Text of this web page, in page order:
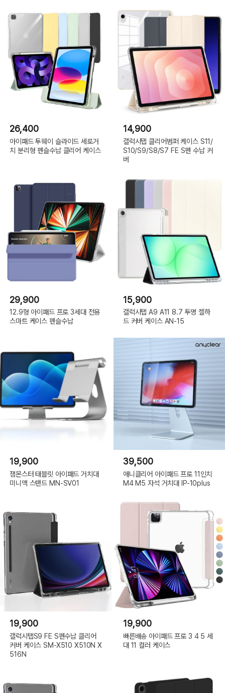
26,400
아이패드 투웨이 슬라이드 세로거
치 분리형 펜슬수납 클리어 케이스
14,900
갤럭시탭 클리어범퍼 케이스 S11/
S10/S9/S8/S7 FE S펜 수납 커
버
29,900
12.9형 아이패드 프로 3세대 전용
스마트 케이스 펜슬수납
15,900
갤럭시탭 A9 A11 8.7 투명 젤하
드 커버 케이스 AN-15
19,900
잼몬스터 태블릿 아이패드 거치대
미니맥 스탠드 MN-SV01
39,500
애니클리어 아이패드 프로 11인치
M4 M5 자석 거치대 IP-10plus
19,900
갤럭시탭S9 FE S펜수납 클리어
커버 케이스 SM-X510 X510N X
516N
19,900
빠른배송 아이패드 프로 3 4 5 세
대 11 컬러 케이스